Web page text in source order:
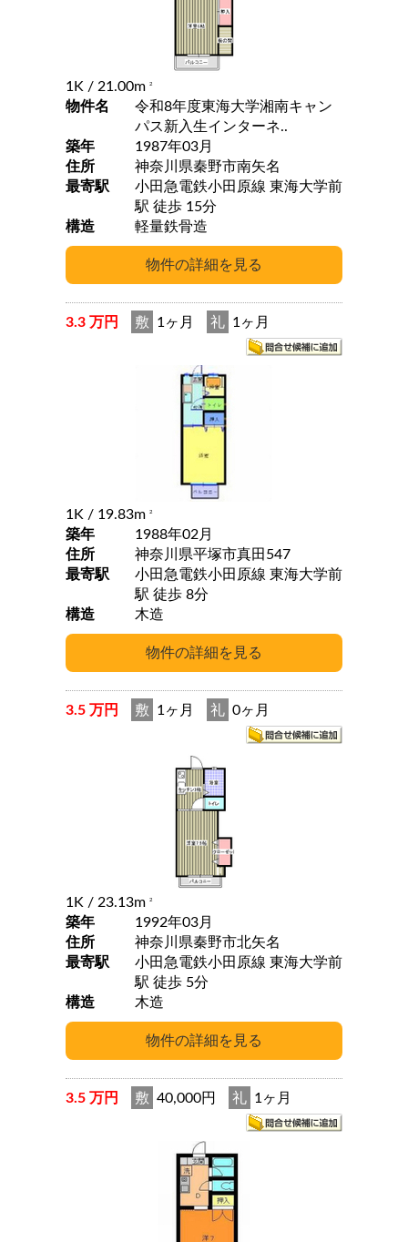
1K / 21.00m 2
物件名
令和8年度東海大学湘南キャン
パス新入生インターネ..
築年
1987年03月
住所
神奈川県秦野市南矢名
最寄駅
小田急電鉄小田原線 東海大学前
駅 徒歩 15分
構造
軽量鉄骨造
3.3 万円 敷 1ヶ月 礼 1ヶ月
1K / 19.83m 2
築年
1988年02月
住所
神奈川県平塚市真田547
最寄駅
小田急電鉄小田原線 東海大学前
駅 徒歩 8分
構造
木造
3.5 万円 敷 1ヶ月 礼 0ヶ月
1K / 23.13m 2
築年
1992年03月
住所
神奈川県秦野市北矢名
最寄駅
小田急電鉄小田原線 東海大学前
駅 徒歩 5分
構造
木造
3.5 万円 敷 40,000円 礼 1ヶ月